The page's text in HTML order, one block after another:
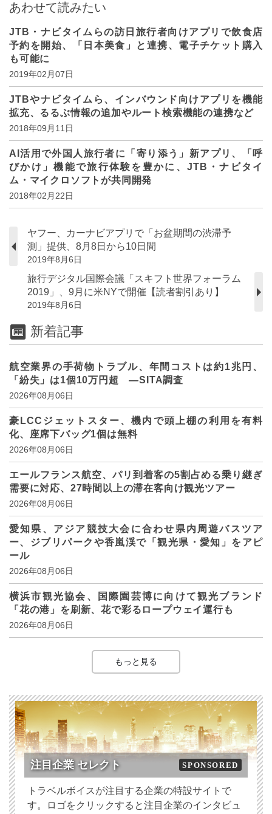
あわせて読みたい
JTB・ナビタイムらの訪日旅行者向けアプリで飲食店
予約を開始、「日本美食」と連携、電子チケット購入
も可能に
2019年02月07日
JTBやナビタイムら、インバウンド向けアプリを機能
拡充、るるぶ情報の追加やルート検索機能の連携など
2018年09月11日
AI活用で外国人旅行者に「寄り添う」新アプリ、「呼
びかけ」機能で旅行体験を豊かに、JTB・ナビタイ
ム・マイクロソフトが共同開発
2018年02月22日
ヤフー、カーナビアプリで「お盆期間の渋滞予
測」提供、8月8日から10日間
2019年8月6日
旅行デジタル国際会議「スキフト世界フォーラム
2019」、9月に米NYで開催【読者割引あり】
2019年8月6日
新着記事
航空業界の手荷物トラブル、年間コストは約1兆円、
「紛失」は1個10万円超 ―SITA調査
2026年08月06日
豪LCCジェットスター、機内で頭上棚の利用を有料
化、座席下バッグ1個は無料
2026年08月06日
エールフランス航空、パリ到着客の5割占める乗り継ぎ
需要に対応、27時間以上の滞在客向け観光ツアー
2026年08月06日
愛知県、アジア競技大会に合わせ県内周遊バスツア
ー、ジブリパークや香嵐渓で「観光県・愛知」をアピ
ール
2026年08月06日
横浜市観光協会、国際園芸博に向けて観光ブランド
「花の港」を刷新、花で彩るロープウェイ運行も
2026年08月06日
もっと見る
注目企業 セレクト SPONSORED
トラベルボイスが注目する企業の特設サイトで
す。ロゴをクリックすると注目企業のインタビュ